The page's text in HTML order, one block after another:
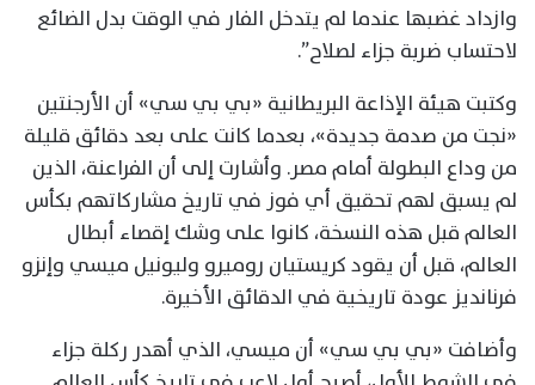
وازداد غضبها عندما لم يتدخل الفار في الوقت بدل الضائع
لاحتساب ضربة جزاء لصلاح”.
وكتبت هيئة الإذاعة البريطانية «بي بي سي» أن الأرجنتين
«نجت من صدمة جديدة»، بعدما كانت على بعد دقائق قليلة
من وداع البطولة أمام مصر. وأشارت إلى أن الفراعنة، الذين
لم يسبق لهم تحقيق أي فوز في تاريخ مشاركاتهم بكأس
العالم قبل هذه النسخة، كانوا على وشك إقصاء أبطال
العالم، قبل أن يقود كريستيان روميرو وليونيل ميسي وإنزو
فرنانديز عودة تاريخية في الدقائق الأخيرة.
وأضافت «بي بي سي» أن ميسي، الذي أهدر ركلة جزاء